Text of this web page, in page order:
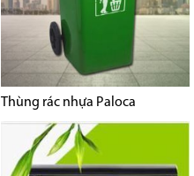
Thùng rác nhựa Paloca